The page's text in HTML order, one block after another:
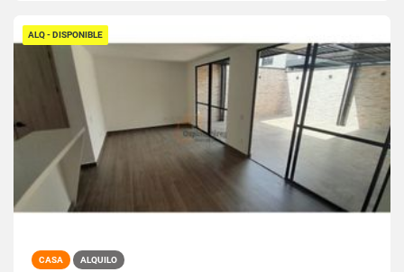
ALQ - DISPONIBLE
CASA ALQUILO